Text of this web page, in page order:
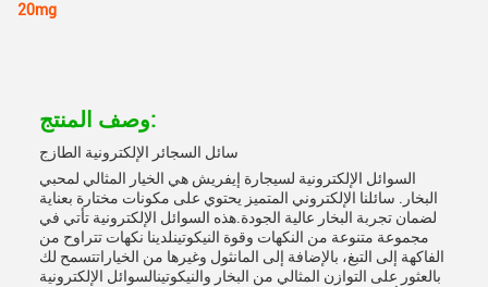
20mg
وصف المنتج:
سائل السجائر الإلكترونية الطازج
السوائل الإلكترونية لسيجارة إيفريش هي الخيار المثالي لمحبي
البخار. سائلنا الإلكتروني المتميز يحتوي على مكونات مختارة بعناية
لضمان تجربة البخار عالية الجودة.هذه السوائل الإلكترونية تأتي في
مجموعة متنوعة من النكهات وقوة النيكوتينلدينا نكهات تتراوح من
الفاكهة إلى التبغ، بالإضافة إلى المانثول وغيرها من الخياراتتسمح لك
بالعثور على التوازن المثالي من البخار والنيكوتينالسوائل الإلكترونية